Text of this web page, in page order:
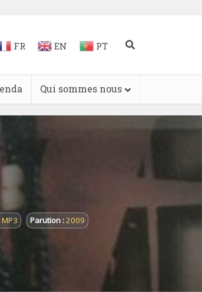
FR EN PT
Qui sommes nous
MP3 Parution :2009